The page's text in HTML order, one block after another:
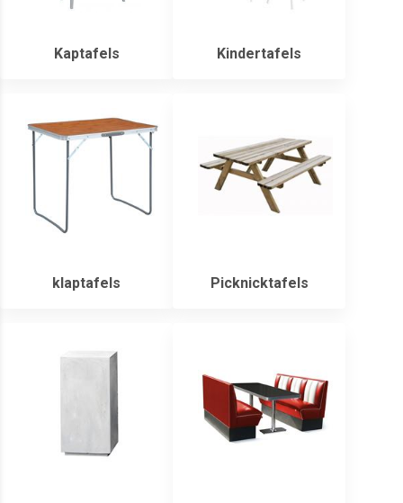
Kaptafels Kindertafels
klaptafels Picknicktafels